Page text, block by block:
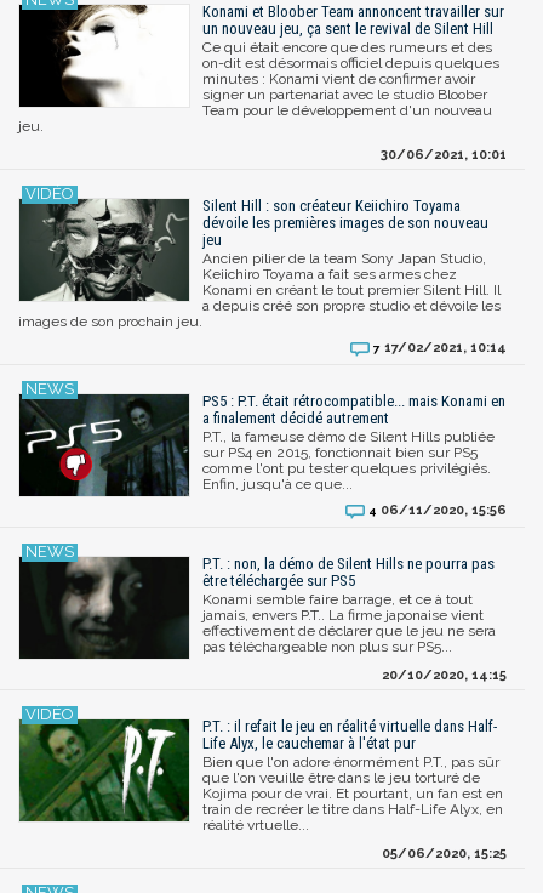
Konami et Bloober Team annoncent travailler sur
un nouveau jeu, ça sent le revival de Silent Hill
Ce qui était encore que des rumeurs et des
on-dit est désormais officiel depuis quelques
minutes : Konami vient de confirmer avoir
signer un partenariat avec le studio Bloober
Team pour le développement d'un nouveau
jeu.
30/06/2021, 10:01
Silent Hill : son créateur Keiichiro Toyama
dévoile les premières images de son nouveau
jeu
Ancien pilier de la team Sony Japan Studio,
Keiichiro Toyama a fait ses armes chez
Konami en créant le tout premier Silent Hill. Il
a depuis créé son propre studio et dévoile les
images de son prochain jeu.
7 17/02/2021, 10:14
PS5 : P.T. était rétrocompatible... mais Konami en
a finalement décidé autrement
P.T., la fameuse démo de Silent Hills publiée
sur PS4 en 2015, fonctionnait bien sur PS5
comme l'ont pu tester quelques privilégiés.
Enfin, jusqu'à ce que...
4 06/11/2020, 15:56
P.T. : non, la démo de Silent Hills ne pourra pas
être téléchargée sur PS5
Konami semble faire barrage, et ce à tout
jamais, envers P.T.. La firme japonaise vient
effectivement de déclarer que le jeu ne sera
pas téléchargeable non plus sur PS5...
20/10/2020, 14:15
P.T. : il refait le jeu en réalité virtuelle dans Half-
Life Alyx, le cauchemar à l'état pur
Bien que l'on adore énormément P.T., pas sûr
que l'on veuille être dans le jeu torturé de
Kojima pour de vrai. Et pourtant, un fan est en
train de recréer le titre dans Half-Life Alyx, en
réalité vrtuelle...
05/06/2020, 15:25